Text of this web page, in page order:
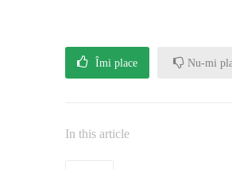
Îmi place Nu-mi
In this article